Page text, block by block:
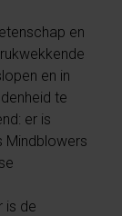
en
en in
te
er is
Mindblowers
is de